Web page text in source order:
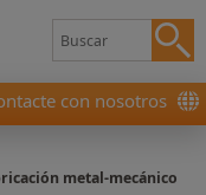
con nosotros
metal-mecánico